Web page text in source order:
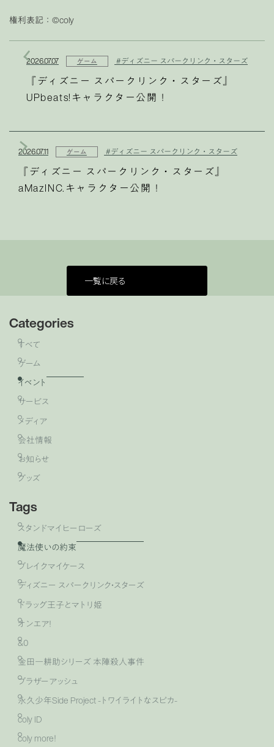
Categories
すべて
ゲーム
イベント
サービス
メディア
会社情報
お知らせ
グッズ
Tags
スタンドマイヒーローズ
魔法使いの約束
ブレイクマイケース
ディズニー スパークリンク・スターズ
ドラッグ王子とマトリ姫
オンエア！
&0
金田一耕助シリーズ 本陣殺人事件
ブラザーアッシュ
永久少年Side Project -トワイライトなスピカ-
coly ID
coly more！
権利表記：©︎coly
2026.07.07 ゲーム #ディズニー スパークリンク・スターズ
『ディズニー スパークリンク・スターズ』
UPbeats!キャラクター公開！
2026.07.11 ゲーム #ディズニー スパークリンク・スターズ
『ディズニー スパークリンク・スターズ』
aMazINC.キャラクター公開！
一覧に戻る